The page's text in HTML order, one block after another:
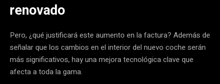
renovado
Pero, ¿qué justificará este aumento en la factura? Además de
señalar que los cambios en el interior del nuevo coche serán
más significativos, hay una mejora tecnológica clave que
afecta a toda la gama.